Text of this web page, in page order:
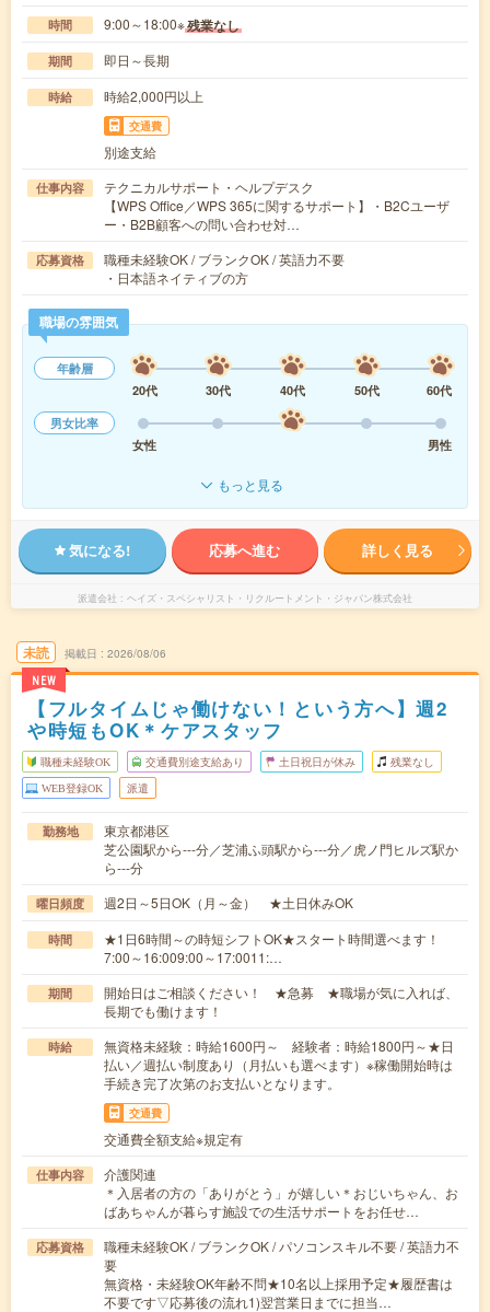
時間 9:00～18:00※残業なし
期間 即日～長期
時給 時給2,000円以上
交通費
別途支給
仕事内容
テクニカルサポート・ヘルプデスク
【WPS Office／WPS 365に関するサポート】・B2Cユーザ
ー・B2B顧客への問い合わせ対…
応募資格
職種未経験OK / ブランクOK / 英語力不要
・日本語ネイティブの方
職場の雰囲気
年齢層
20代
30代 40代 50代
60代
男女比率
女性
男性
もっと見る
気になる! 応募へ進む 詳しく見る
派遣会社 ヘイズ・スペシャリスト・リクルートメント・ジャパン株式会社
未読
NEW
掲載日 2026/08/06
【フルタイムじゃ働けない！という方へ】週2
や時短もOK＊ケアスタッフ
職種未経験OK 交通費別途支給あり 土日祝日が休み 残業なし
WEB登録OK 派遣
勤務地
東京都港区
芝公園駅から---分／芝浦ふ頭駅から---分／虎ノ門ヒルズ駅か
ら---分
曜日頻度 週2日～5日OK（月～金） ★土日休みOK
時間
★1日6時間～の時短シフトOK★スタート時間選べます！
7:00～16:009:00～17:0011:…
期間
開始日はご相談ください！ ★急募 ★職場が気に入れば、
長期でも働けます！
時給
無資格未経験：時給1600円～ 経験者：時給1800円～★日
払い／週払い制度あり（月払いも選べます）※稼働開始時は
手続き完了次第のお支払いとなります。
交通費
交通費全額支給※規定有
仕事内容
介護関連
＊入居者の方の「ありがとう」が嬉しい＊おじいちゃん、お
ばあちゃんが暮らす施設での生活サポートをお任せ…
応募資格
職種未経験OK / ブランクOK / パソコンスキル不要 / 英語力不
要
無資格・未経験OK年齢不問★10名以上採用予定★履歴書は
不要です▽応募後の流れ1)翌営業日までに担当…